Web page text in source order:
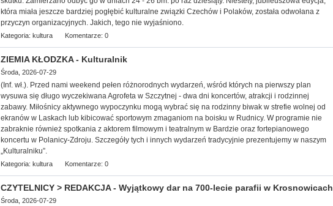
która miała jeszcze bardziej pogłębić kulturalne związki Czechów i Polaków, została odwołana z
przyczyn organizacyjnych. Jakich, tego nie wyjaśniono.
Kategoria: kultura Komentarze: 0
ZIEMIA KŁODZKA - Kulturalnik
Środa, 2026-07-29
(Inf. wł.). Przed nami weekend pełen różnorodnych wydarzeń, wśród których na pierwszy plan
wysuwa się długo wyczekiwana Agrofeta w Szczytnej - dwa dni koncertów, atrakcji i rodzinnej
zabawy. Miłośnicy aktywnego wypoczynku mogą wybrać się na rodzinny biwak w strefie wolnej od
ekranów w Laskach lub kibicować sportowym zmaganiom na boisku w Rudnicy. W programie nie
zabraknie również spotkania z aktorem filmowym i teatralnym w Bardzie oraz fortepianowego
koncertu w Polanicy-Zdroju. Szczegóły tych i innych wydarzeń tradycyjnie prezentujemy w naszym
„Kulturalniku”.
Kategoria: kultura Komentarze: 0
CZYTELNICY > REDAKCJA - Wyjątkowy dar na 700-lecie parafii w Krosnowicach
Środa, 2026-07-29